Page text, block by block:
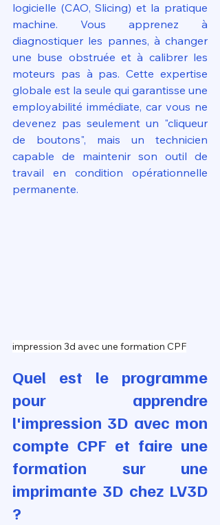
logicielle (CAO, Slicing) et la pratique
machine. Vous apprenez à
diagnostiquer les pannes, à changer
une buse obstruée et à calibrer les
moteurs pas à pas. Cette expertise
globale est la seule qui garantisse une
employabilité immédiate, car vous ne
devenez pas seulement un "cliqueur
de boutons", mais un technicien
capable de maintenir son outil de
travail en condition opérationnelle
permanente.
impression 3d avec une formation CPF
Quel est le programme
pour apprendre
l'impression 3D avec mon
compte CPF et faire une
formation sur une
imprimante 3D chez LV3D
?